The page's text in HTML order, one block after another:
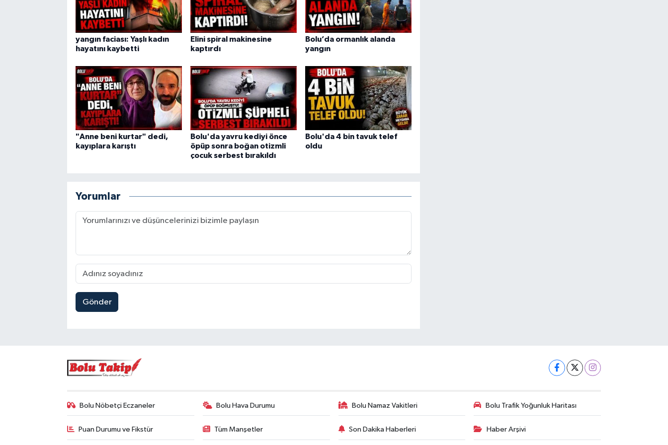
yangın faciası: Yaşlı kadın
hayatını kaybetti
Elini spiral makinesine
kaptırdı
Bolu’da ormanlık alanda
yangın
"Anne beni kurtar" dedi,
kayıplara karıştı
Bolu'da yavru kediyi önce
öpüp sonra boğan otizmli
çocuk serbest bırakıldı
Bolu'da 4 bin tavuk telef
oldu
Yorumlar
Gönder
Bolu Nöbetçi Eczaneler Bolu Hava Durumu Bolu Namaz Vakitleri Bolu Trafik Yoğunluk Haritası
Puan Durumu ve Fikstür Tüm Manşetler Son Dakika Haberleri Haber Arşivi